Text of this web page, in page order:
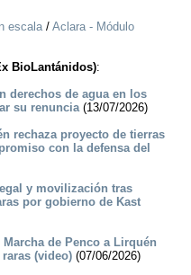
escala/ Aclara - Módulo
BioLantánidos):
derechos de agua en los
su renuncia(13/07/2026)
rechaza proyecto de tierras
con la defensa del
y movilización tras
por gobierno de Kast
de Penco a Lirquén
(video) (07/06/2026)